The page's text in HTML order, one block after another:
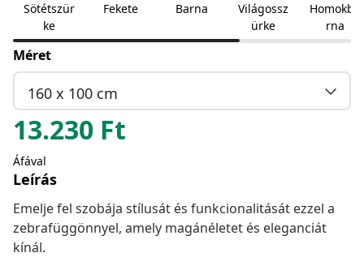
Sötétszür
ke
Fekete Barna
Világossz
ürke
Homokba
rna
Méret
160 x 100 cm
13.230 Ft
Áfával
Leírás
Emelje fel szobája stílusát és funkcionalitását ezzel a
zebrafüggönnyel, amely magánéletet és eleganciát
kínál.